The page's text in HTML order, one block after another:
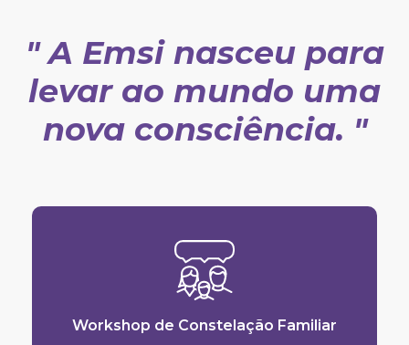
" A Emsi nasceu para
levar ao mundo uma
nova consciência. "
Workshop de Constelação Familiar